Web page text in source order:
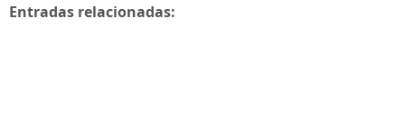
Entradas relacionadas: